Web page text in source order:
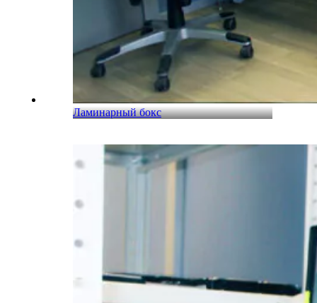
Ламинарный бокс